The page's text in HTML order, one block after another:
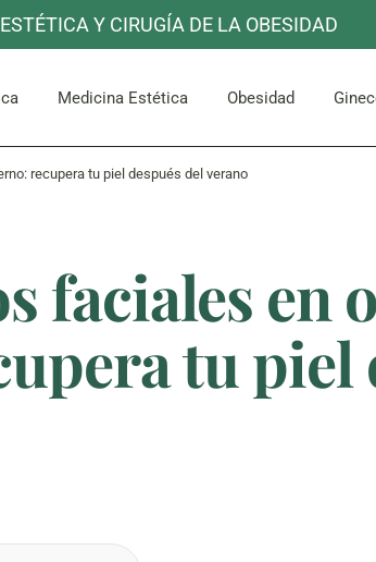
Y CIRUGÍA DE LA OBESIDAD
Medicina Estética Obesidad
Reducción de Estómago
Mama
Reducción de Estómago
Bypass Gástrico
recupera tu piel después del verano
faciales en
tu piel